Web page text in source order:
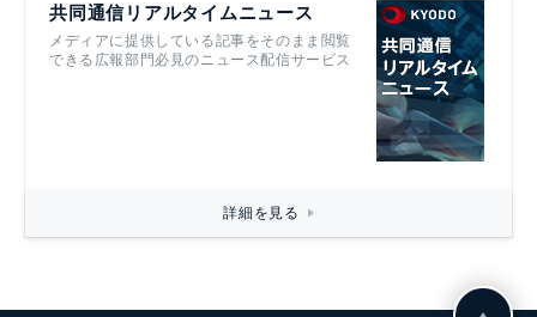
共同通信リアルタイムニュース
メディアに提供している記事をそのまま閲覧
できる広報部門必見のニュース配信サービス
詳細を見る